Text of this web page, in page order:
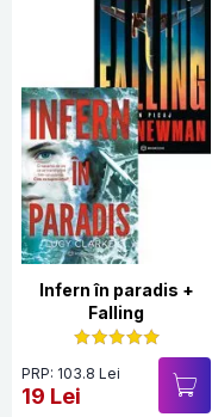
Infern în paradis +
Falling
PRP: 103.8 Lei
19 Lei